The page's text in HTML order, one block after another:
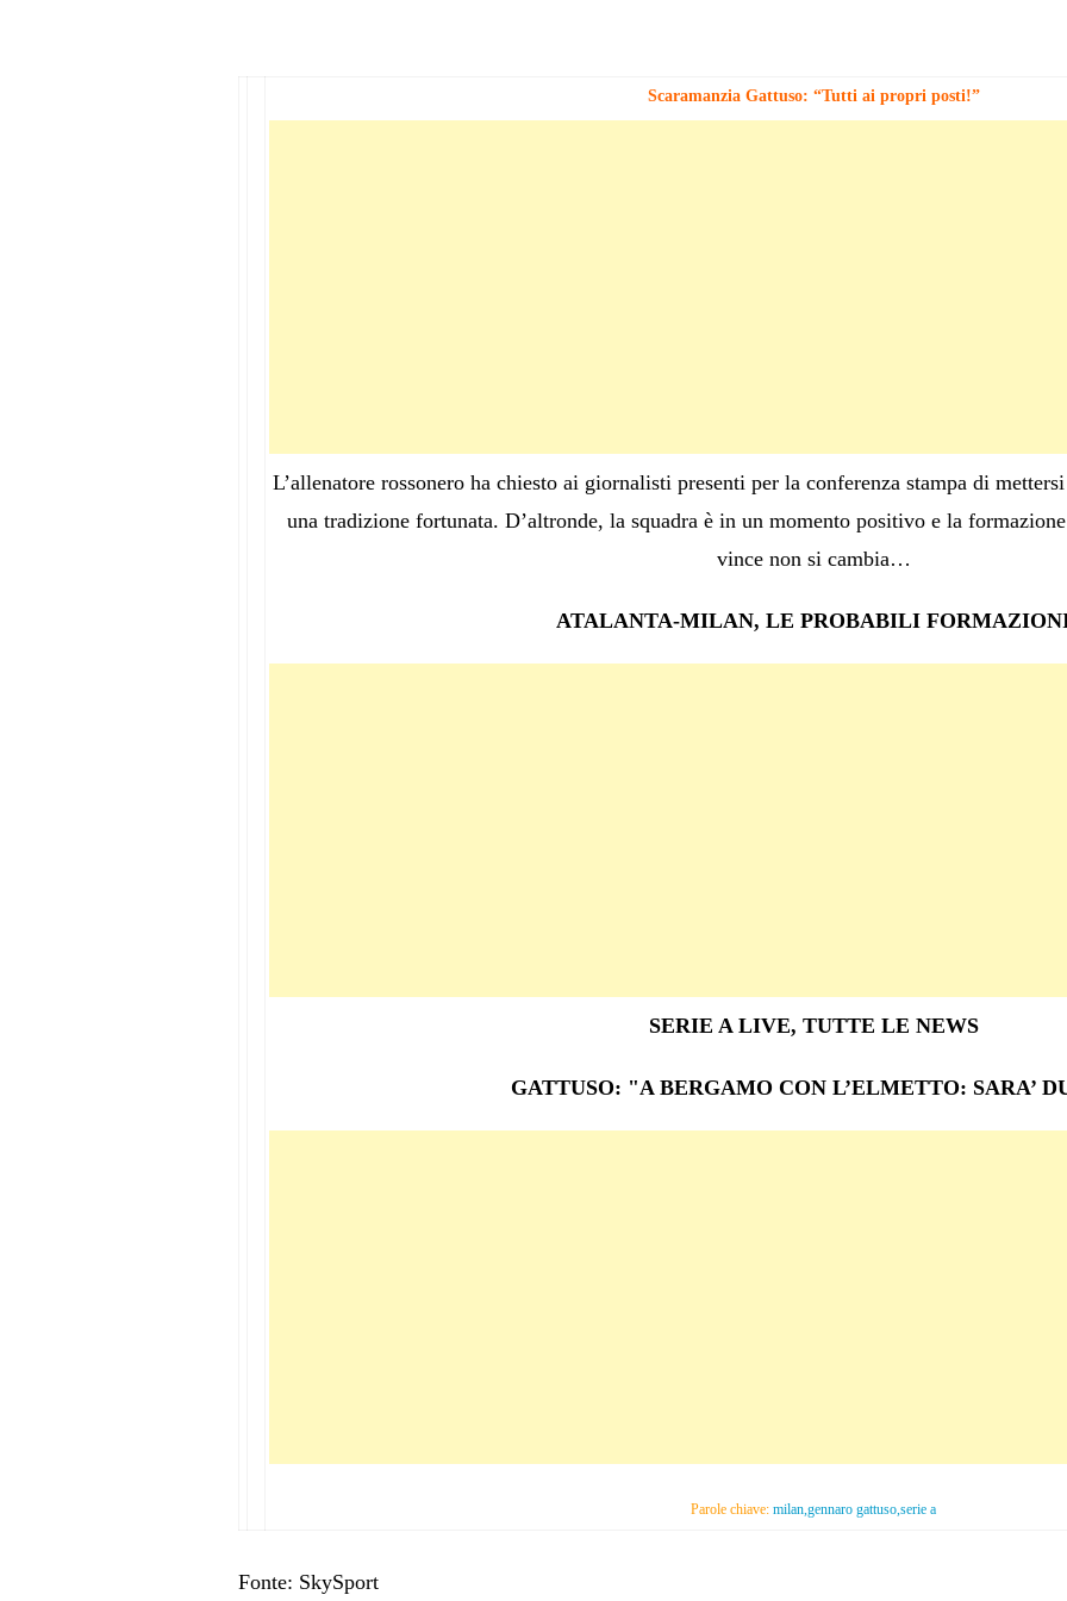
Scaramanzia Gattuso: “Tutti ai propri posti!”
L’allenatore rossonero ha chiesto ai giornalisti presenti per la conferenza stampa di
una tradizione fortunata. D’altronde, la squadra è in un momento positivo e la formazione
vince non si cambia…
ATALANTA-MILAN, LE PROBABILI
SERIE A LIVE, TUTTE LE NEWS
GATTUSO: "A BERGAMO CON L’ELMETTO: SARA’
Parole chiave: milan,gennaro gattuso,serie a
Fonte: SkySport